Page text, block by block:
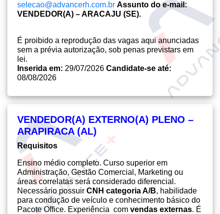
selecao@advancerh.com.br Assunto do e-mail:
VENDEDOR(A) – ARACAJU (SE).
É proibido a reprodução das vagas aqui anunciadas
sem a prévia autorização, sob penas previstars em
lei.
Inserida em: 29/07/2026 Candidate-se até:
08/08/2026
VENDEDOR(A) EXTERNO(A) PLENO –
ARAPIRACA (AL)
Requisitos
Ensino médio completo. Curso superior em
Administração, Gestão Comercial, Marketing ou
áreas correlatas será considerado diferencial.
Necessário possuir CNH categoria A/B, habilidade
para condução de veículo e conhecimento básico do
Pacote Office. Experiência com vendas externas. É